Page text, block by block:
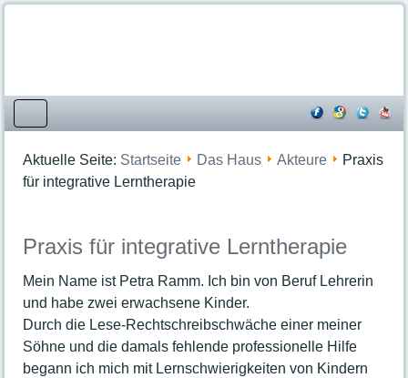
Kooperationspartner
Bildungsangebote
Dienstleistungen
Mittagessen
Freizeit- und Familienangebote
Kreativangebote
Veranstaltungen & Kurse
Aktuelle Seite: Startseite Das Haus Akteure
Praxis
für integrative Lerntherapie
Praxis für integrative Lerntherapie
Mein Name ist Petra Ramm. Ich bin von Beruf Lehrerin
und habe zwei erwachsene Kinder.
Durch die Lese-Rechtschreibschwäche einer meiner
Söhne und die damals fehlende professionelle Hilfe
begann ich mich mit Lernschwierigkeiten von Kindern